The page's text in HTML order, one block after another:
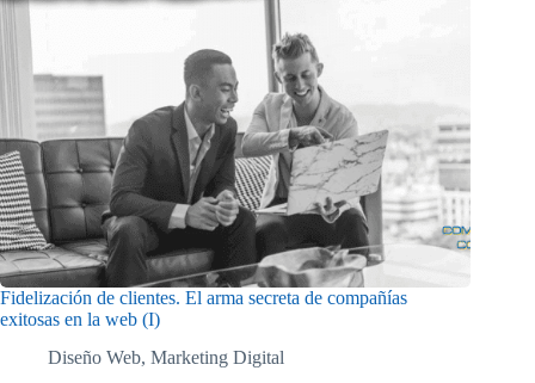
Fidelización de clientes. El arma secreta de compañías
exitosas en la web (I)
Diseño Web, Marketing Digital